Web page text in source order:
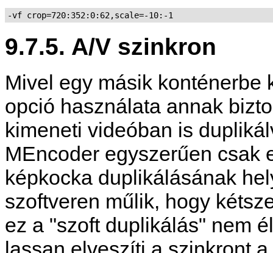
-vf crop=720:352:0:62,scale=-10:-1
9.7.5. A/V szinkron
Mivel egy másik
opció használata annak
kimeneti videóban is
MEncoder egyszerűen csak
képkocka duplikálásának
szoftveren műlik, hogy
ez a "szoft duplikálás" nem